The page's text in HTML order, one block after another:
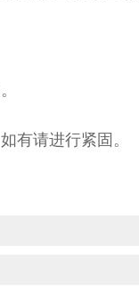
有请进行紧固。